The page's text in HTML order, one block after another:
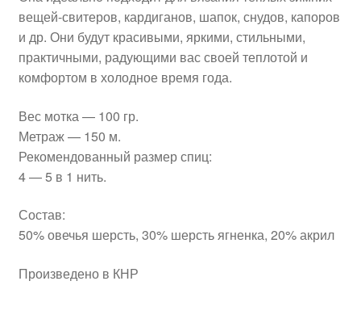
вещей-свитеров, кардиганов, шапок, снудов, капоров
и др. Они будут красивыми, яркими, стильными,
практичными, радующими вас своей теплотой и
комфортом в холодное время года.
Вес мотка — 100 гр.
Метраж — 150 м.
Рекомендованный размер спиц:
4 — 5 в 1 нить.
Состав:
50% овечья шерсть, 30% шерсть ягненка, 20% акрил
Произведено в КНР